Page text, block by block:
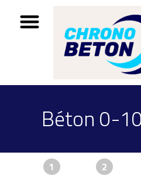
Béton 0-
1 2